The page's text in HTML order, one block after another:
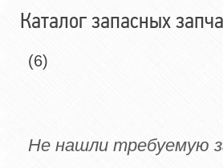
Каталог запасных
(6)
Не нашли требуемую